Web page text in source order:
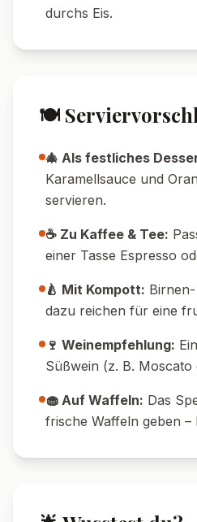
💡 Tipps & Tricks
möchtest.
🕒 Zeit-Tipp:Das Eis
Tage im Voraus
🍨 Portioniert einfrieren:
Muffinförmchen
immer einzelne Kugeln
💡 Keksreste
zerbrochene
🧂 Würze anpassen:Je
Spekulatiusgewürz
heißes Wasser tauchen